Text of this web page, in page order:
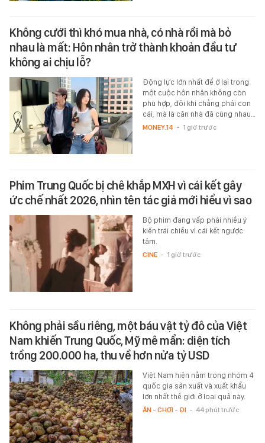
Không cưới thì khó mua nhà, có nhà rồi mà bỏ
nhau là mất: Hôn nhân trở thành khoản đầu tư
không ai chịu lỗ?
Động lực lớn nhất để ở lại trong
một cuộc hôn nhân không còn
phù hợp, đôi khi chẳng phải con
cái, mà là căn nhà đã cùng nhau…
MONEY.14 - 1 giờ trước
Phim Trung Quốc bị chê khắp MXH vì cái kết gây
ức chế nhất 2026, nhìn tên tác giả mới hiểu vì sao
Bộ phim đang vấp phải nhiều ý
kiến trái chiều vì cái kết ngược
tâm.
CINE - 1 giờ trước
Không phải sầu riêng, một báu vật tỷ đô của Việt
Nam khiến Trung Quốc, Mỹ mê mẩn: diện tích
trồng 200.000 ha, thu về hơn nửa tỷ USD
Việt Nam hiện nằm trong nhóm 4
quốc gia sản xuất và xuất khẩu
lớn nhất thế giới ở loại quả này.
ĂN - CHƠI - ĐI - 44 phút trước